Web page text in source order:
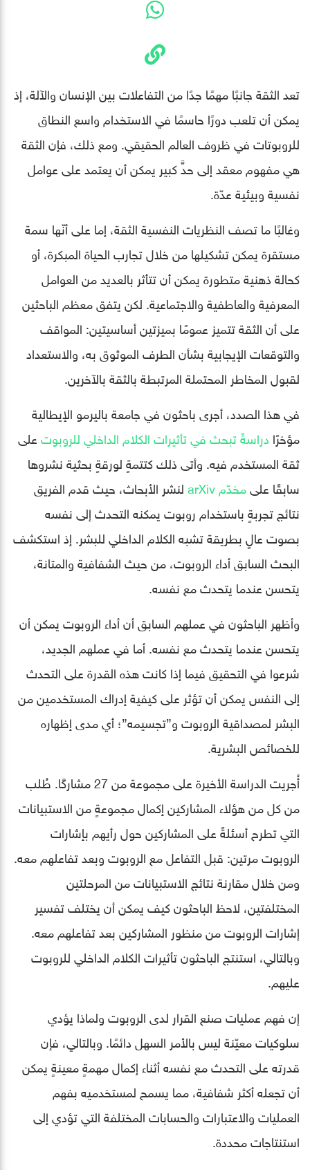
تعد الثقة جانبًا مهمًا جدًا من التفاعلات بين الإنسان والآلة، إذ
يمكن أن تلعب دورًا حاسمًا في الاستخدام واسع النطاق
للروبوتات في ظروف العالم الحقيقي. ومع ذلك، فإن الثقة
هي مفهوم معقد إلى حدٍّ كبير يمكن أن يعتمد على عوامل
نفسية وبيئية عدّة.
وغالبًا ما تصف النظريات النفسية الثقة، إما على أنّها سمة
مستقرة يمكن تشكيلها من خلال تجارب الحياة المبكرة، أو
كحالة ذهنية متطورة يمكن أن تتأثر بالعديد من العوامل
المعرفية والعاطفية والاجتماعية. لكن يتفق معظم الباحثين
على أن الثقة تتميز عمومًا بميزتين أساسيتين: المواقف
والتوقعات الإيجابية بشأن الطرف الموثوق به، والاستعداد
لقبول المخاطر المحتملة المرتبطة بالثقة بالآخرين.
في هذا الصدد، أجرى باحثون في جامعة باليرمو الإيطالية
مؤخرًادراسةً تبحث في تأثيرات الكلام الداخلي للروبوتعلى
ثقة المستخدم فيه. وأتى ذلك كتتمةٍ لورقةٍ بحثية نشروها
سابقًا علىمخدّم arXiv
لنشر الأبحاث، حيث قدم الفريق
نتائج تجربةٍ باستخدام روبوت يمكنه التحدث إلى نفسه
بصوت عالٍ بطريقة تشبه الكلام الداخلي للبشر. إذ استكشف
البحث السابق أداء الروبوت، من حيث الشفافية والمتانة،
يتحسن عندما يتحدث مع نفسه.
وأظهر الباحثون في عملهم السابق أن أداء الروبوت يمكن أن
يتحسن عندما يتحدث مع نفسه. أما في عملهم الجديد،
شرعوا في التحقيق فيما إذا كانت هذه القدرة على التحدث
إلى النفس يمكن أن تؤثر على كيفية إدراك المستخدمين من
البشر لمصداقية الروبوت و”تجسيمه”؛ أي مدى إظهاره
للخصائص البشرية.
أُجريت الدراسة الأخيرة على مجموعة من 27 مشاركًا. طُلب
من كل من هؤلاء المشاركين إكمال مجموعةٍ من الاستبيانات
التي تطرح أسئلةً على المشاركين حول رأيهم بإشارات
الروبوت مرتين: قبل التفاعل مع الروبوت وبعد تفاعلهم معه.
ومن خلال مقارنة نتائج الاستبيانات من المرحلتين
المختلفتين، لاحظ الباحثون كيف يمكن أن يختلف تفسير
إشارات الروبوت من منظور المشاركين بعد تفاعلهم معه.
وبالتالي، استنتج الباحثون تأثيرات الكلام الداخلي للروبوت
عليهم.
إن فهم عمليات صنع القرار لدى الروبوت ولماذا يؤدي
سلوكيات معيّنة ليس بالأمر السهل دائمًا. وبالتالي، فإن
قدرته على التحدث مع نفسه أثناء إكمال مهمةٍ معينةٍ يمكن
أن تجعله أكثر شفافية، مما يسمح لمستخدميه بفهم
العمليات والاعتبارات والحسابات المختلفة التي تؤدي إلى
استنتاجات محددة.